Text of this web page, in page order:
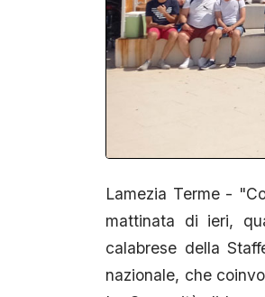
Lamezia Terme -
mattinata di ieri,
calabrese della
nazionale, che